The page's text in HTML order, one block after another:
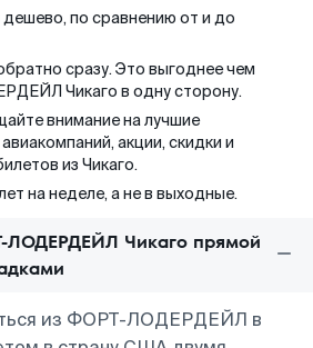
по сравнению от и до
сразу. Это выгоднее чем
Чикаго в одну сторону.
внимание на лучшие
акции, скидки и
из Чикаго.
на неделе, а не в выходные.
Чикаго прямой
из ФОРТ-ЛОДЕРДЕЙЛ в